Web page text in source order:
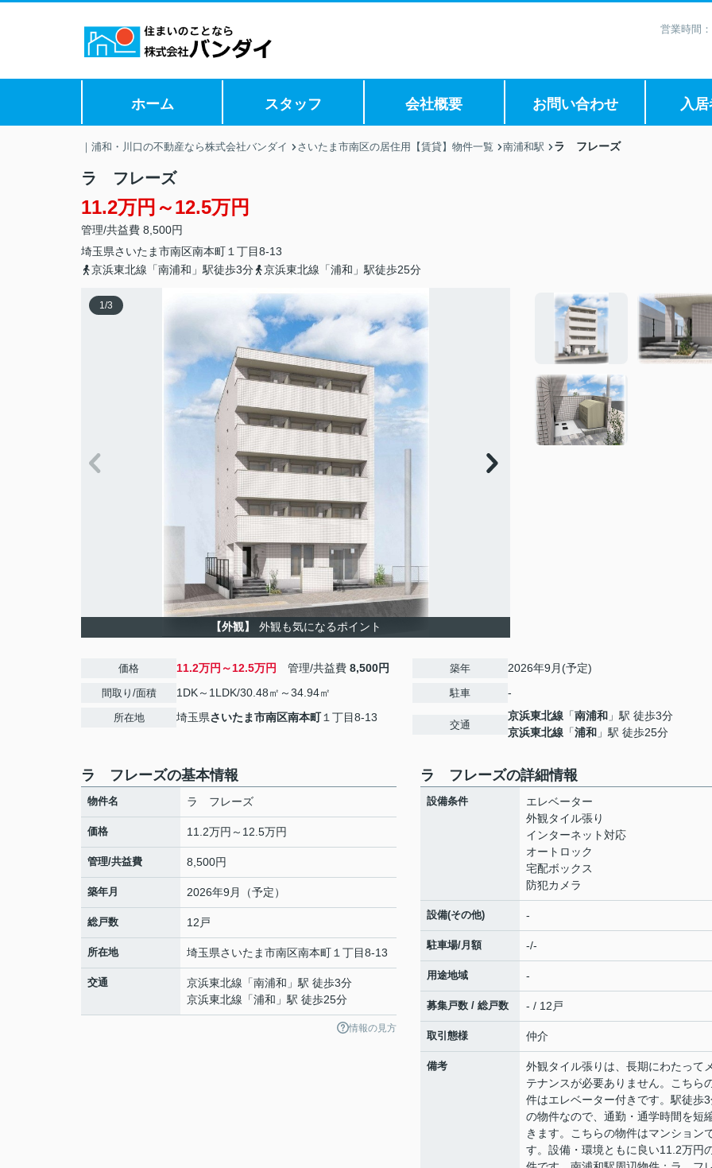
営業時間
ホーム スタッフ 会社概要 お問い合わせ 入
｜浦和・川口の不動産なら株式会社バンダイ さいたま市南区の居住用【賃貸】物件一覧 南浦和駅 ラ フレーズ
ラ フレーズ
11.2万円～12.5万円
管理/共益費 8,500円
埼玉県さいたま市南区南本町 １丁目8-13
京浜東北線「南浦和」駅徒歩3分
京浜東北線「浦和」駅徒歩25分
1/3
【外観】 外観も気になるポイント
価格 11.2万円～12.5万円 管理/共益費 8,500円
間取り/面積 1DK～1LDK/30.48㎡～34.94㎡
所在地 埼玉県さいたま市南区南本町１丁目8-13
築年 2026年9月(予定)
駐車 -
交通
京浜東北線 「南浦和 」駅 徒歩3分
京浜東北線 「浦和 」駅 徒歩25分
ラ フレーズの基本情報
物件名 ラ フレーズ
価格 11.2万円～12.5万円
管理/共益費 8,500円
築年月 2026年9月（予定）
総戸数 12戸
所在地 埼玉県さいたま市南区南本町 １丁目8-13
交通 京浜東北線 「南浦和 」駅 徒歩3分
京浜東北線 「浦和 」駅 徒歩25分
情報の見方
ラ フレーズの詳細情報
設備条件
エレベーター
外観タイル張り
インターネット対応
オートロック
宅配ボックス
防犯カメラ
設備(その他) -
駐車場/月額 -/-
用途地域 -
募集戸数 / 総戸数 - / 12戸
取引態様 仲介
備考
外観タイル張りは、長期にわたって
テナンスが必要ありません。こちら
件はエレベーター付きです。駅徒歩
の物件なので、通勤・通学時間を短
きます。こちらの物件はマンション
す。設備・環境ともに良い11.2万円